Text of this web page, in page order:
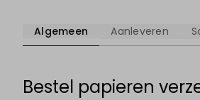
Algemeen Aanleveren
Bestel papieren